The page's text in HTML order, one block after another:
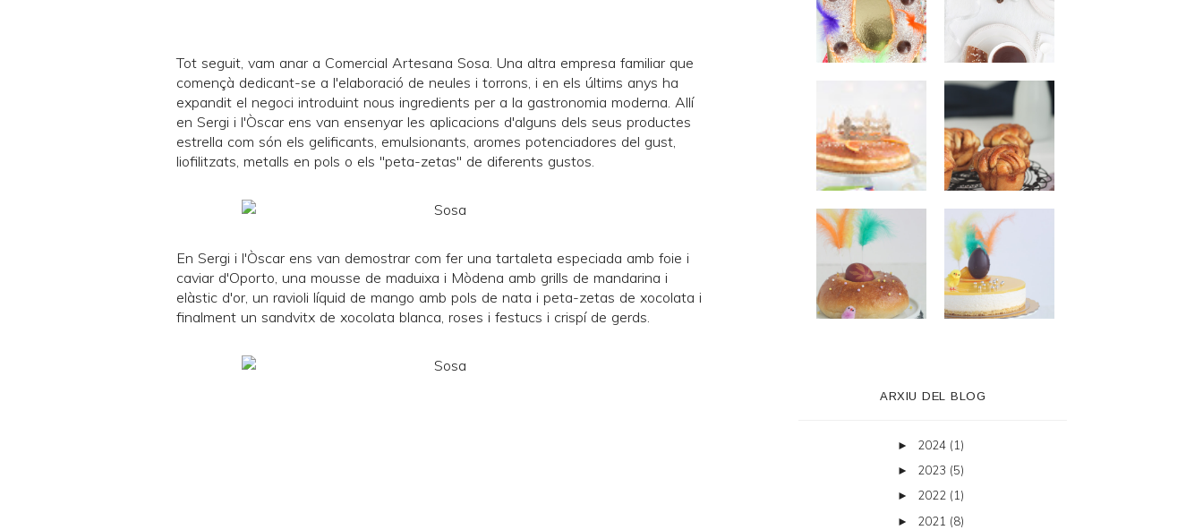
Tot seguit, vam anar a Comercial Artesana Sosa. Una altra empresa familiar que
començà dedicant-se a l'elaboració de neules i torrons, i en els últims anys ha
expandit el negoci introduint nous ingredients per a la gastronomia moderna. Allí
en Sergi i l'Òscar ens van ensenyar les aplicacions d'alguns dels seus productes
estrella com són els gelificants, emulsionants, aromes potenciadores del gust,
liofilitzats, metalls en pols o els "peta-zetas" de diferents gustos.
En Sergi i l'Òscar ens van demostrar com fer una tartaleta especiada amb foie i
caviar d'Oporto, una mousse de maduixa i Mòdena amb grills de mandarina i
elàstic d'or, un ravioli líquid de mango amb pols de nata i peta-zetas de xocolata i
finalment un sandvitx de xocolata blanca, roses i festucs i crispí de gerds.
ARXIU DEL BLOG
► 2024 (1)
► 2023 (5)
► 2022 (1)
► 2021 (8)